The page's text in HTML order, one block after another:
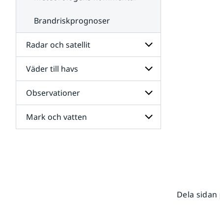
Brandriskprognoser
Radar och satellit
Undersidor
för
Radar
och
satellit
Väder till havs
Undersidor
för
Väder
till
havs
Observationer
Undersidor
för
Mark och vatten
Dela sidan